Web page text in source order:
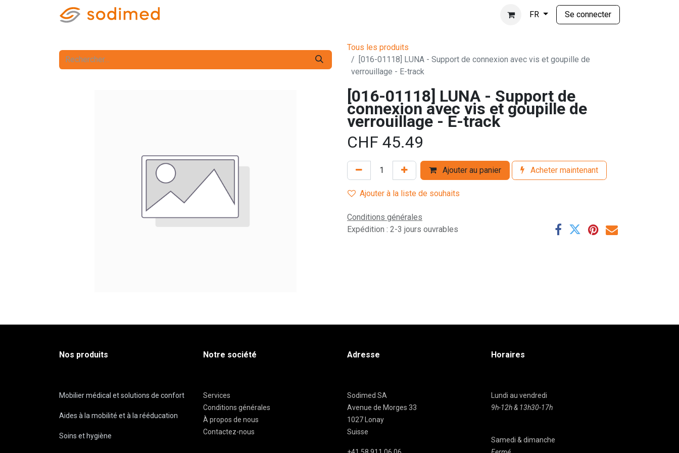
FR Se connecter
Tous les produits
[016-01118] LUNA - Support de connexion avec vis et goupille de
verrouillage - E-track
[016-01118] LUNA - Support de
connexion avec vis et goupille de
verrouillage - E-track
CHF 45.49
Ajouter au panier Acheter maintenant
Ajouter à la liste de souhaits
Conditions générales
Expédition : 2-3 jours ouvrables
Nos produits
Mobilier médical et solutions de confort
Aides à la mobilité et à la rééducation
Soins et hygiène
Notre société
Services
Conditions générales
À propos de nous
Contactez-nous
Adresse
Sodimed SA
Avenue de Morges 33
1027 Lonay
Suisse
Horaires
Lundi au vendredi
9h-12h & 13h30-17h
Samedi & dimanche